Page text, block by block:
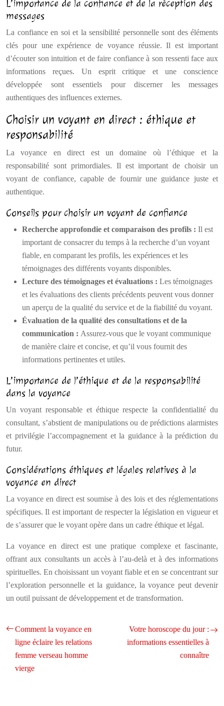
L’importance de la confiance et de la réception des
messages
La confiance en soi et la sensibilité personnelle sont des éléments
clés pour une expérience de voyance réussie. Il est important
d’écouter son intuition et de faire confiance à son ressenti face aux
informations reçues. Un esprit critique et une conscience
développée sont essentiels pour discerner les messages
authentiques des influences externes.
Choisir un voyant en direct : éthique et
responsabilité
La voyance en direct est un domaine où l’éthique et la
responsabilité sont primordiales. Il est important de choisir un
voyant de confiance, capable de fournir une guidance juste et
authentique.
Conseils pour choisir un voyant de confiance
Recherche approfondie et comparaison des profils : Il est
important de consacrer du temps à la recherche d’un voyant
fiable, en comparant les profils, les expériences et les
témoignages des différents voyants disponibles.
Lecture des témoignages et évaluations : Les témoignages
et les évaluations des clients précédents peuvent vous donner
un aperçu de la qualité du service et de la fiabilité du voyant.
Évaluation de la qualité des consultations et de la
communication : Assurez-vous que le voyant communique
de manière claire et concise, et qu’il vous fournit des
informations pertinentes et utiles.
L’importance de l’éthique et de la responsabilité
dans la voyance
Un voyant responsable et éthique respecte la confidentialité du
consultant, s’abstient de manipulations ou de prédictions alarmistes
et privilégie l’accompagnement et la guidance à la prédiction du
futur.
Considérations éthiques et légales relatives à la
voyance en direct
La voyance en direct est soumise à des lois et des réglementations
spécifiques. Il est important de respecter la législation en vigueur et
de s’assurer que le voyant opère dans un cadre éthique et légal.
La voyance en direct est une pratique complexe et fascinante,
offrant aux consultants un accès à l’au-delà et à des informations
spirituelles. En choisissant un voyant fiable et en se concentrant sur
l’exploration personnelle et la guidance, la voyance peut devenir
un outil puissant de développement et de transformation.
Comment la voyance en
ligne éclaire les relations
femme verseau homme
vierge
Votre horoscope du jour :
informations essentielles à
connaître